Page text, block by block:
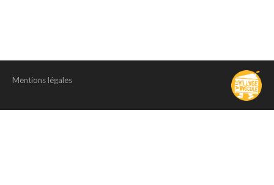
Mentions légales